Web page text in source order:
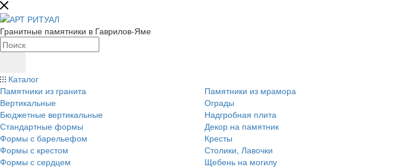
Гранитные памятники в Гаврилов-Яме
Каталог
Памятники из гранита
Вертикальные
Бюджетные вертикальные
Стандартные формы
Формы с барельефом
Формы с крестом
Формы с сердцем
Памятники из мрамора
Ограды
Надгробная плита
Декор на памятник
Кресты
Столики, Лавочки
Щебень на могилу